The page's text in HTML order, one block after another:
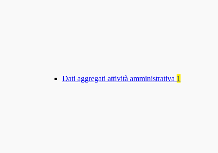
Dati aggregati attività amministrativa 1